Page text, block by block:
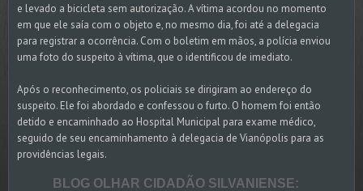
e levado a bicicleta sem autorização. A vítima acordou no momento
em que ele saía com o objeto e, no mesmo dia, foi até a delegacia
para registrar a ocorrência. Com o boletim em mãos, a polícia enviou
uma foto do suspeito à vítima, que o identificou de imediato.
Após o reconhecimento, os policiais se dirigiram ao endereço do
suspeito. Ele foi abordado e confessou o furto. O homem foi então
detido e encaminhado ao Hospital Municipal para exame médico,
seguido de seu encaminhamento à delegacia de Vianópolis para as
providências legais.
BLOG OLHAR CIDADÃO SILVANIENSE: